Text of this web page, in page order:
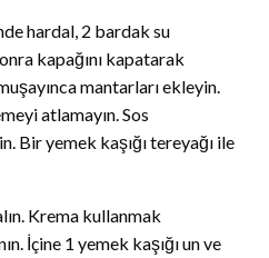
hardal, 2 bardak su
kapağını kapatarak
mantarları ekleyin.
atlamayın. Sos
Bir yemek kaşığı tereyağı ile
Krema kullanmak
İçine 1 yemek kaşığı un ve